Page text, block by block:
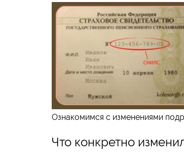
Ознакомимся с изменениями
Что конкретно